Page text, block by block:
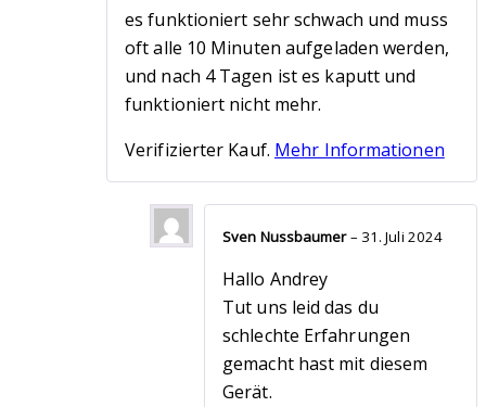
von
es funktioniert sehr schwach und muss
oft alle 10 Minuten aufgeladen werden,
und nach 4 Tagen ist es kaputt und
funktioniert nicht mehr.
Verifizierter Kauf. Mehr Informationen
Sven Nussbaumer– 31. Juli 2024
Hallo Andrey
Tut uns leid das du
schlechte Erfahrungen
gemacht hast mit diesem
Gerät.